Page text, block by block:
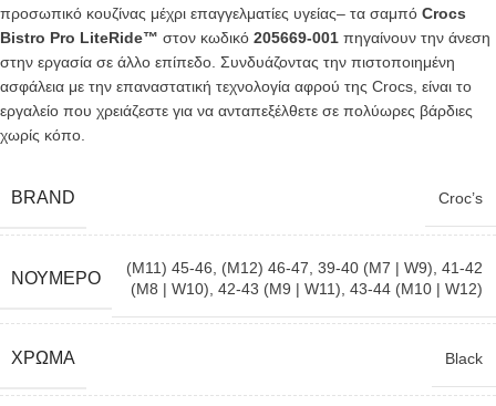
προσωπικό κουζίνας μέχρι επαγγελματίες υγείας– τα σαμπό Crocs
Bistro Pro LiteRide™ στον κωδικό 205669-001 πηγαίνουν την άνεση
στην εργασία σε άλλο επίπεδο. Συνδυάζοντας την πιστοποιημένη
ασφάλεια με την επαναστατική τεχνολογία αφρού της Crocs, είναι το
εργαλείο που χρειάζεστε για να ανταπεξέλθετε σε πολύωρες βάρδιες
χωρίς κόπο.
BRAND Croc’s
ΝΟΎΜΕΡΟ
(M11) 45-46, (M12) 46-47, 39-40 (M7 | W9), 41-42
(M8 | W10), 42-43 (M9 | W11), 43-44 (M10 | W12)
ΧΡΏΜΑ Black